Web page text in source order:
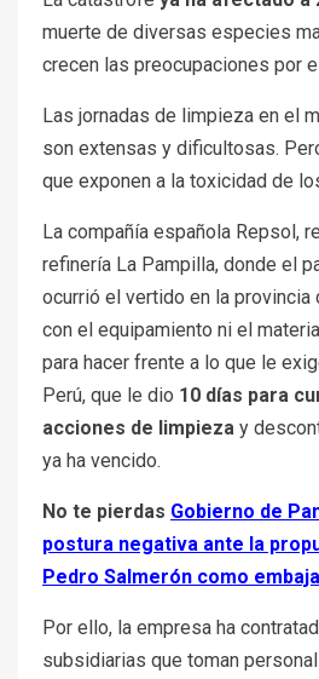
muerte de diversas especies
crecen las preocupaciones por
Las jornadas de limpieza en el
son extensas y dificultosas.
que exponen a la toxicidad de
La compañía española Repsol,
refinería La Pampilla, donde el
ocurrió el vertido en la provincia
con el equipamiento ni el
para hacer frente a lo que le
Perú, que le dio 10 días para
acciones de limpieza y
ya ha vencido.
No te pierdas Gobierno de
postura negativa ante la
Pedro Salmerón como
Por ello, la empresa ha
subsidiarias que toman